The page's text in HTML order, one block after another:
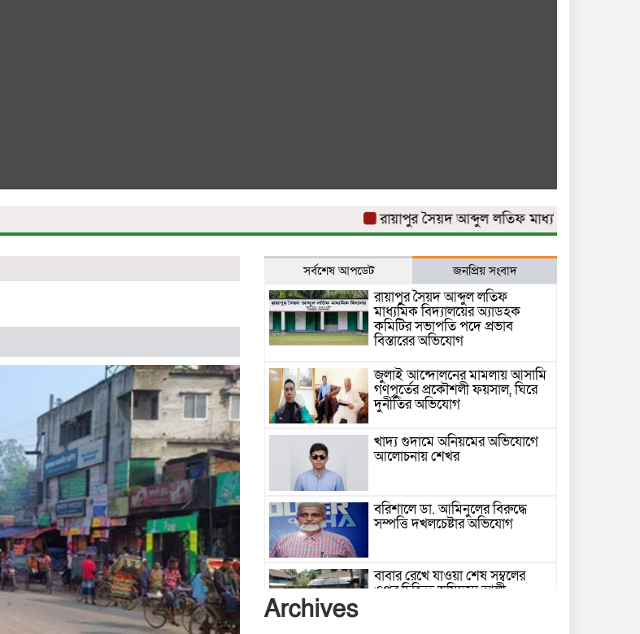
রায়াপুর সৈয়দ আব্দুল লতিফ মাধ্যমিক বিদ্যালয়ের
সর্বশেষ আপডেট জনপ্রিয় সংবাদ
রায়াপুর সৈয়দ আব্দুল লতিফ
মাধ্যমিক বিদ্যালয়ের অ্যাডহক
কমিটির সভাপতি পদে প্রভাব
বিস্তারের অভিযোগ
জুলাই আন্দোলনের মামলায় আসামি
গণপূর্তের প্রকৌশলী ফয়সাল, ঘিরে
দুর্নীতির অভিযোগ
খাদ্য গুদামে অনিয়মের অভিযোগে
আলোচনায় শেখর
বরিশালে ডা. আমিনুলের বিরুদ্ধে
সম্পত্তি দখলচেষ্টার অভিযোগ
বাবার রেখে যাওয়া শেষ সম্বলের
ওপর চিহ্নিত ভূমিদস্যু আলী
Archives